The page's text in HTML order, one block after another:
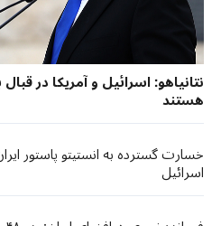
نتانیاهو: اسرائیل و آمریکا در
هستند
خسارت گسترده به انستیتو پاستور
اسرائیل